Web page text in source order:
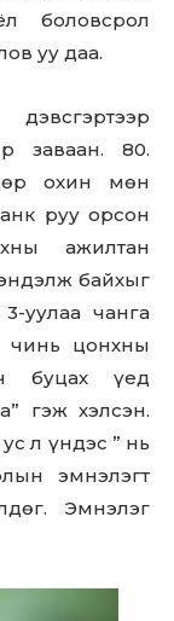
боловсрол
уу даа.
зaвaaн. 80.
охин мөн
руу орсон
ажилтан
байхыг
уулаа чанга
чинь цонхны
буцах үед
гэж хэлсэн.
л үндэс ” нь
эмнэлэгт
Эмнэлэг